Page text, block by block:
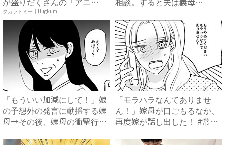
ア ...
タカラトミー｜Hugkum
「もういい加減にして！」娘
の予想外の発言に動揺する嫁
母→その後、嫁母の衝撃行動
「モラハラなんてありませ
ん！」嫁母が口ごもるなか、
再度嫁が話し出した！ #常識